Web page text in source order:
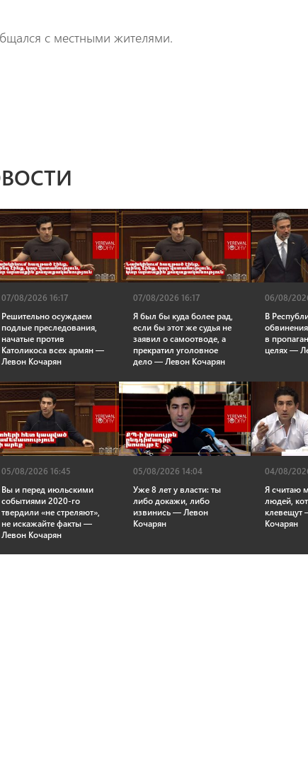
с местными жителями.
07/08/2026 16:17
Решительно осуждаем
подлые преследования,
начатые против
Католикоса всех армян —
Левон Кочарян
07/08/2026 16:17
Я был бы куда более рад,
если бы этот же судья не
заявил о самоотводе, а
прекратил уголовное
дело — Левон Кочарян
06/08/
В
в
целях —
05/08/2026 16:45
Вы и перед июльскими
событиями 2020-го
твердили «не стреляют»,
не искажайте факты —
Левон Кочарян
05/08/2026 14:04
Уже 8 лет у власти: ты
либо докажи, либо
извинись — Левон
Кочарян
04/08/
Я считаю
людей,
клевещут
Кочарян